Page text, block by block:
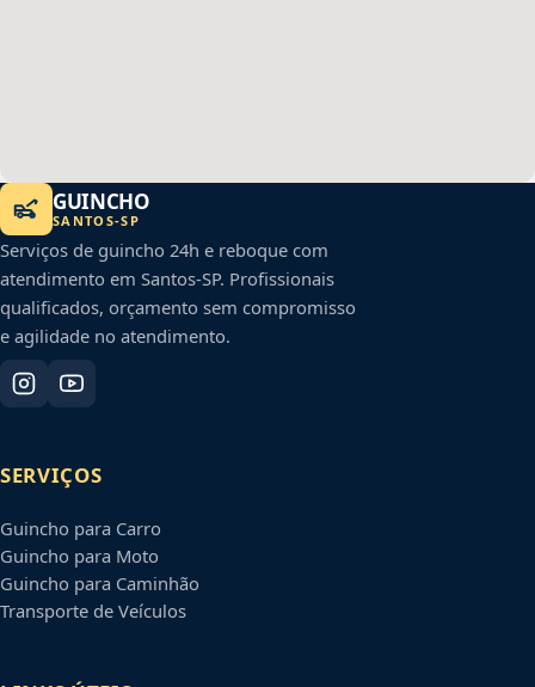
GUINCHO
SANTOS-SP
Serviços de guincho 24h e reboque com
atendimento em Santos-SP. Profissionais
qualificados, orçamento sem compromisso
e agilidade no atendimento.
SERVIÇOS
Guincho para Carro
Guincho para Moto
Guincho para Caminhão
Transporte de Veículos